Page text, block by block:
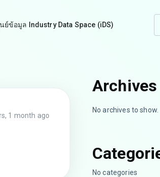
ย์ข้อมูล Industry Data Space (iDS)
1 month ago
Archives
No archives to show.
No categories